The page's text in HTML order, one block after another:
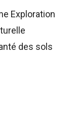
Exploration
des sols